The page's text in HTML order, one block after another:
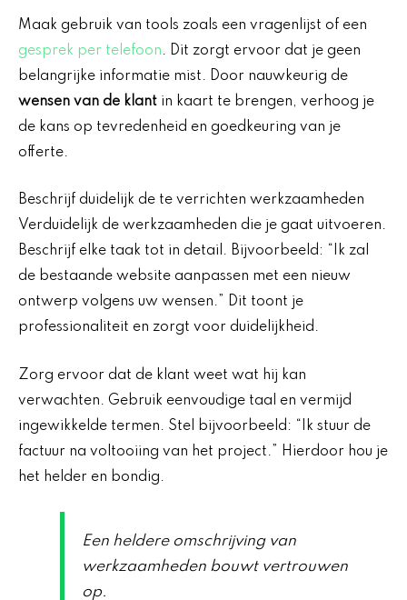
Maak gebruik van tools zoals een vragenlijst of een
gesprek per telefoon. Dit zorgt ervoor dat je geen
belangrijke informatie mist. Door nauwkeurig de
wensen van de klant in kaart te brengen, verhoog je
de kans op tevredenheid en goedkeuring van je
offerte.
Beschrijf duidelijk de te verrichten werkzaamheden
Verduidelijk de werkzaamheden die je gaat uitvoeren.
Beschrijf elke taak tot in detail. Bijvoorbeeld: “Ik zal
de bestaande website aanpassen met een nieuw
ontwerp volgens uw wensen.” Dit toont je
professionaliteit en zorgt voor duidelijkheid.
Zorg ervoor dat de klant weet wat hij kan
verwachten. Gebruik eenvoudige taal en vermijd
ingewikkelde termen. Stel bijvoorbeeld: “Ik stuur de
factuur na voltooiing van het project.” Hierdoor hou je
het helder en bondig.
Een heldere omschrijving van
werkzaamheden bouwt vertrouwen
op.